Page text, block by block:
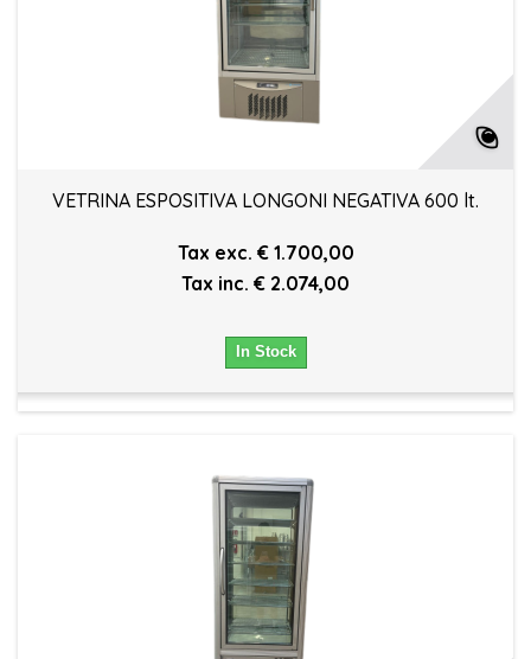
VETRINA ESPOSITIVA LONGONI NEGATIVA 600 lt.
Tax exc. € 1.700,00
Tax inc. € 2.074,00
In Stock